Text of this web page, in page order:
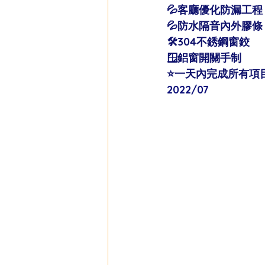
💦客廳優化防漏工程
💦防水隔音內外膠條
🛠304不銹鋼窗鉸
🪟鋁窗開關手制
⭐️一天內完成所有項
2022/07